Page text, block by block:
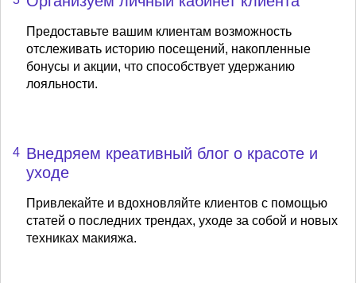
Предоставьте вашим клиентам возможность
отслеживать историю посещений, накопленные
бонусы и акции, что способствует удержанию
лояльности.
4 Внедряем креативный блог о красоте и
уходе
Привлекайте и вдохновляйте клиентов с помощью
статей о последних трендах, уходе за собой и новых
техниках макияжа.